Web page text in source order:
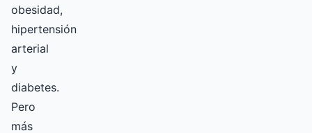
obesidad,
hipertensión
arterial
y
diabetes.
Pero
más